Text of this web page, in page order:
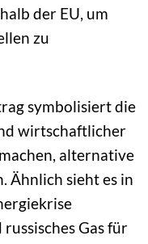
der EU, um
zu
symbolisiert die
wirtschaftlicher
alternative
Ähnlich sieht es in
Gas für